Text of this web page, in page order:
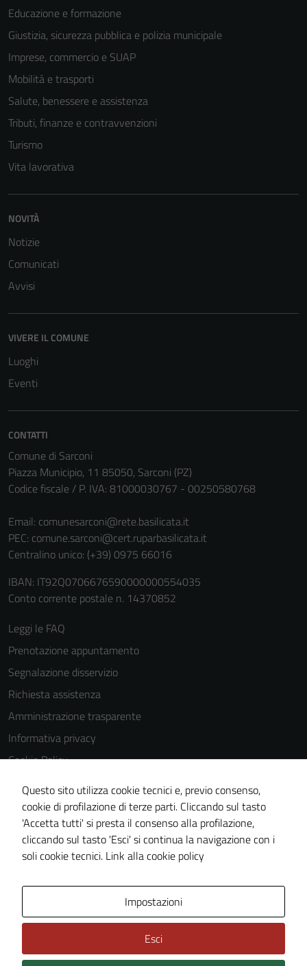
Educazione e formazione
Giustizia, sicurezza pubblica e polizia municipale
Imprese, commercio e SUAP
Mobilità e trasporti
Salute, benessere e assistenza
Tributi, finanze e contravvenzioni
Turismo
Vita lavorativa
NOVITÀ
Notizie
Comunicati
Avvisi
VIVERE IL COMUNE
Luoghi
Eventi
CONTATTI
Comune di Sarconi
Piazza Municipio, 11 85050, Sarconi (PZ)
Codice fiscale / P. IVA: 81000030767 - 00250580768
Email: comunesarconi@rete.basilicata.it
PEC: comune.sarconi@cert.ruparbasilicata.it
Centralino unico: (+39) 0975 66016
IBAN: IT92Q0706676590000000554035
Conto corrente postale n. 14370852
Leggi le FAQ
Prenotazione appuntamento
Segnalazione disservizio
Richiesta assistenza
Amministrazione trasparente
Informativa privacy
Cookie Policy
Note legali
Dichiarazione di accessibilità
Piano di miglioramento del sito
Statistiche sito web
Questo sito utilizza cookie tecnici e, previo consenso,
cookie di profilazione di terze parti. Cliccando sul tasto
'Accetta tutti' si presta il consenso alla profilazione,
cliccando sul tasto 'Esci' si continua la navigazione con i
soli cookie tecnici. Link alla cookie policy
Impostazioni
Esci